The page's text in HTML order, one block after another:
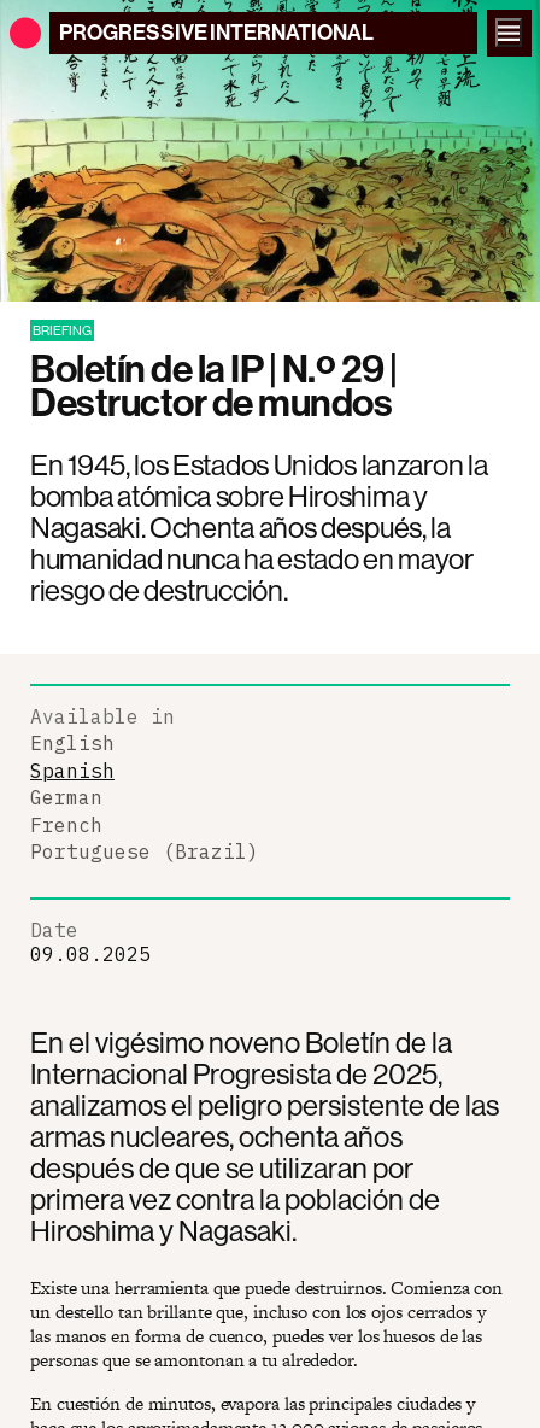
PROGRESSIVEINTERNATIONAL
BRIEFING
Boletín de la IP | N.º 29 |
Destructor de mundos
En 1945, los Estados Unidos lanzaron la
bomba atómica sobre Hiroshima y
Nagasaki. Ochenta años después, la
humanidad nunca ha estado en mayor
riesgo de destrucción.
En el vigésimo noveno Boletín de la
Internacional Progresista de 2025,
analizamos el peligro persistente de las
armas nucleares, ochenta años
después de que se utilizaran por
primera vez contra la población de
Hiroshima y Nagasaki.
Existe una herramienta que puede destruirnos. Comienza con
un destello tan brillante que, incluso con los ojos cerrados y
las manos en forma de cuenco, puedes ver los huesos de las
personas que se amontonan a tu alrededor.
En cuestión de minutos, evapora las principales ciudades y
Available in
English
Spanish
German
French
Portuguese (Brazil)
Date
09.08.2025